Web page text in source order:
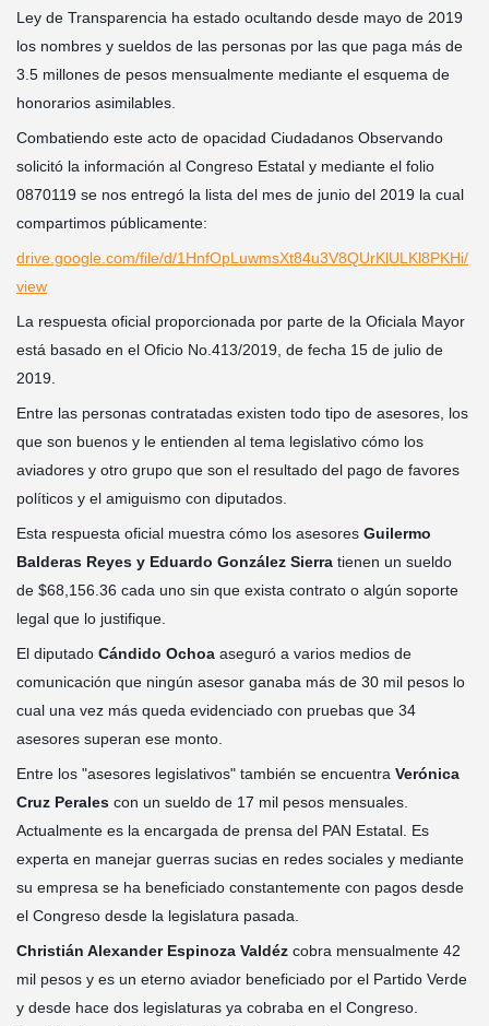
Ley de Transparencia ha estado ocultando desde mayo de 2019
los nombres y sueldos de las personas por las que paga más de
3.5 millones de pesos mensualmente mediante el esquema de
honorarios asimilables.
Combatiendo este acto de opacidad Ciudadanos Observando
solicitó la información al Congreso Estatal y mediante el folio
0870119 se nos entregó la lista del mes de junio del 2019 la cual
compartimos públicamente:
drive.google.com/file/d/1HnfOpLuwmsXt84u3V8QUrKlULKl8PKHi/
view
La respuesta oficial proporcionada por parte de la Oficiala Mayor
está basado en el Oficio No.413/2019, de fecha 15 de julio de
2019.
Entre las personas contratadas existen todo tipo de asesores, los
que son buenos y le entienden al tema legislativo cómo los
aviadores y otro grupo que son el resultado del pago de favores
políticos y el amiguismo con diputados.
Esta respuesta oficial muestra cómo los asesores Guilermo
Balderas Reyes y Eduardo González Sierratienen un sueldo
de $68,156.36 cada uno sin que exista contrato o algún soporte
legal que lo justifique.
El diputado Cándido Ochoaaseguró a varios medios de
comunicación que ningún asesor ganaba más de 30 mil pesos lo
cual una vez más queda evidenciado con pruebas que 34
asesores superan ese monto.
Entre los "asesores legislativos" también se encuentra Verónica
Cruz Peralescon un sueldo de 17 mil pesos mensuales.
Actualmente es la encargada de prensa del PAN Estatal. Es
experta en manejar guerras sucias en redes sociales y mediante
su empresa se ha beneficiado constantemente con pagos desde
el Congreso desde la legislatura pasada.
Christián Alexander Espinoza Valdézcobra mensualmente 42
mil pesos y es un eterno aviador beneficiado por el Partido Verde
y desde hace dos legislaturas ya cobraba en el Congreso.